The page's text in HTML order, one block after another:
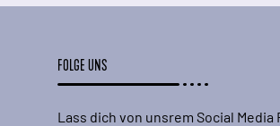
FOLGE UNS
Lass dich von unsrem Social Media